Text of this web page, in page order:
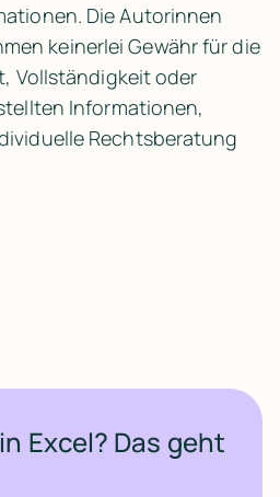
Die Autorinnen
keinerlei Gewähr für die
Vollständigkeit oder
Informationen,
Rechtsberatung
Excel? Das geht